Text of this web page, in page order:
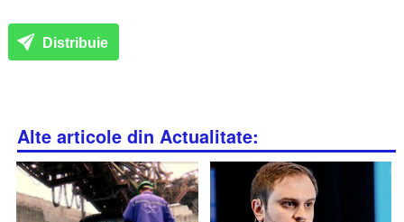
Distribuie
Alte articole din Actualitate: